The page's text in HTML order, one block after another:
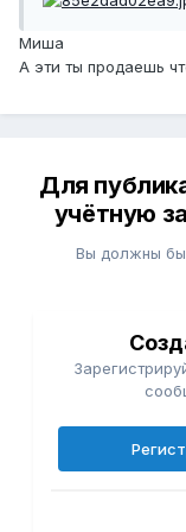
Миша
А эти ты продаешь
Для
учётную
Вы должны